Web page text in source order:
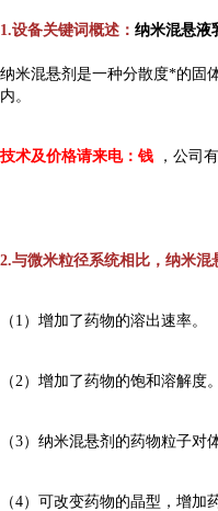
1.设备关键词概述： 纳米混悬液
纳米混悬剂是一种分散度*的固
内。
技术及价格请来电：钱 ，公司
2.与微米粒径系统相比，纳米混
（1）增加了药物的溶出速率。
（2）增加了药物的饱和溶解度。
（3）纳米混悬剂的药物粒子
（4）可改变药物的晶型，增